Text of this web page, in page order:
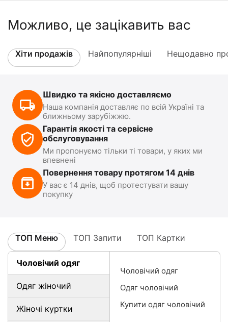
Можливо, це зацікавить вас
Хіти продажів Найпопулярніші Нещодавно
Швидко та якісно доставляємо
Наша компанія доставляє по всій Україні та
ближньому зарубіжжю.
Гарантія якості та сервісне
обслуговування
Ми пропонуємо тільки ті товари, у яких ми
впевнені
Повернення товару протягом 14 днів
У вас є 14 днів, щоб протестувати вашу
покупку
ТОП Меню ТОП Запити ТОП Картки
Чоловічий одяг
Одяг жіночий
Жіночі куртки
Чоловічий одяг
Одяг чоловічий
Купити одяг чоловічий